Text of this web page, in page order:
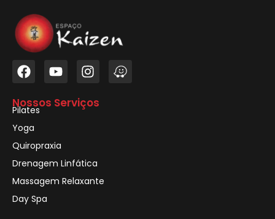
Nossos Serviços
Pilates
Yoga
Quiropraxia
Drenagem Linfática
Massagem Relaxante
Day Spa